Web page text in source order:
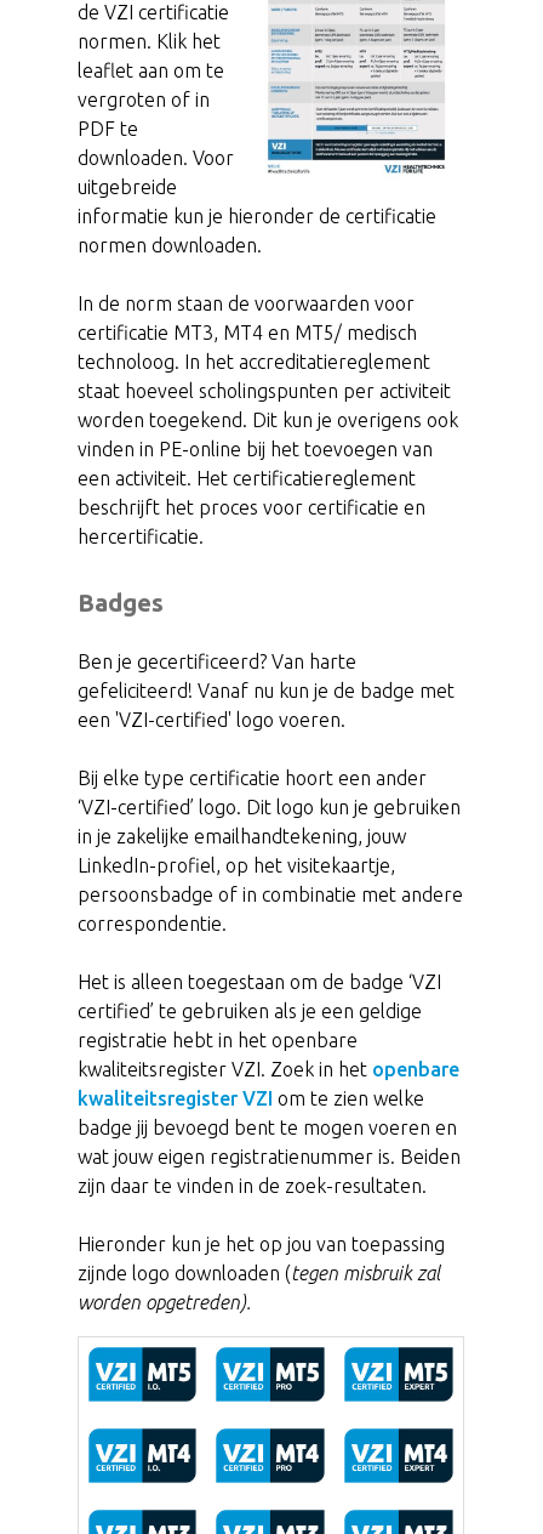
de VZI certificatie
normen. Klik het
leaflet aan om te
vergroten of in
PDF te
downloaden. Voor
uitgebreide
informatie kun je hieronder de certificatie
normen downloaden.
In de norm staan de voorwaarden voor
certificatie MT3, MT4 en MT5/ medisch
technoloog. In het accreditatiereglement
staat hoeveel scholingspunten per activiteit
worden toegekend. Dit kun je overigens ook
vinden in PE-online bij het toevoegen van
een activiteit. Het certificatiereglement
beschrijft het proces voor certificatie en
hercertificatie.
Badges
Ben je gecertificeerd? Van harte
gefeliciteerd! Vanaf nu kun je de badge met
een 'VZI-certified' logo voeren.
Bij elke type certificatie hoort een ander
‘VZI-certified’ logo. Dit logo kun je gebruiken
in je zakelijke emailhandtekening, jouw
LinkedIn-profiel, op het visitekaartje,
persoonsbadge of in combinatie met andere
correspondentie.
Het is alleen toegestaan om de badge ‘VZI
certified’ te gebruiken als je een geldige
registratie hebt in het openbare
kwaliteitsregister VZI. Zoek in het openbare
kwaliteitsregister VZI om te zien welke
badge jij bevoegd bent te mogen voeren en
wat jouw eigen registratienummer is. Beiden
zijn daar te vinden in de zoek-resultaten.
Hieronder kun je het op jou van toepassing
zijnde logo downloaden (tegen misbruik zal
worden opgetreden).